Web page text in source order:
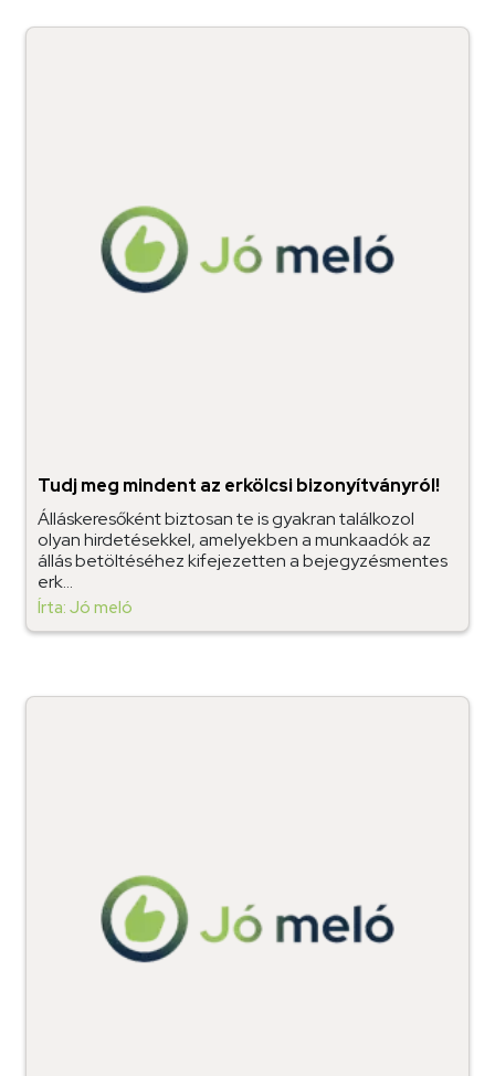
Tudj meg mindent az erkölcsi bizonyítványról!
Álláskeresőként biztosan te is gyakran találkozol
olyan hirdetésekkel, amelyekben a munkaadók az
állás betöltéséhez kifejezetten a bejegyzésmentes
erk...
Írta: Jó meló